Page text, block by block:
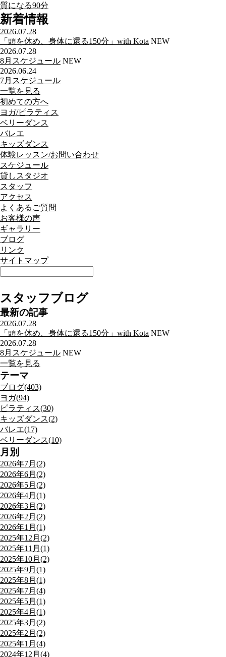
質になる90分
新着情報
2026.07.28
「頭を休め、身体に還る150分」with Kota NEW
2026.07.28
8月スケジュール NEW
2026.06.24
7月スケジュール
一覧を見る
初めての方へ
ヨガ/ピラティス
ベリーダンス
バレエ
キッズダンス
体験レッスン/お問い合わせ
スケジュール
貸しスタジオ
スタッフ
アクセス
よくあるご質問
お客様の声
ギャラリー
ブログ
リンク
サイトマップ
スタッフブログ
最新の記事
2026.07.28
「頭を休め、身体に還る150分」with Kota NEW
2026.07.28
8月スケジュール NEW
一覧を見る
テーマ
ブログ(403)
ヨガ(94)
ピラティス(30)
キッズダンス(2)
バレエ(17)
ベリーダンス(10)
月別
2026年7月(2)
2026年6月(2)
2026年5月(2)
2026年4月(1)
2026年3月(2)
2026年2月(2)
2026年1月(1)
2025年12月(2)
2025年11月(1)
2025年10月(2)
2025年9月(1)
2025年8月(1)
2025年7月(4)
2025年5月(1)
2025年4月(1)
2025年3月(2)
2025年2月(2)
2025年1月(4)
2024年12月(4)